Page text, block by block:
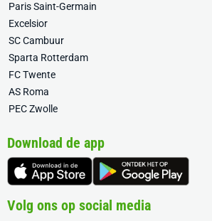
Paris Saint-Germain
Excelsior
SC Cambuur
Sparta Rotterdam
FC Twente
AS Roma
PEC Zwolle
Download de app
Volg ons op social media